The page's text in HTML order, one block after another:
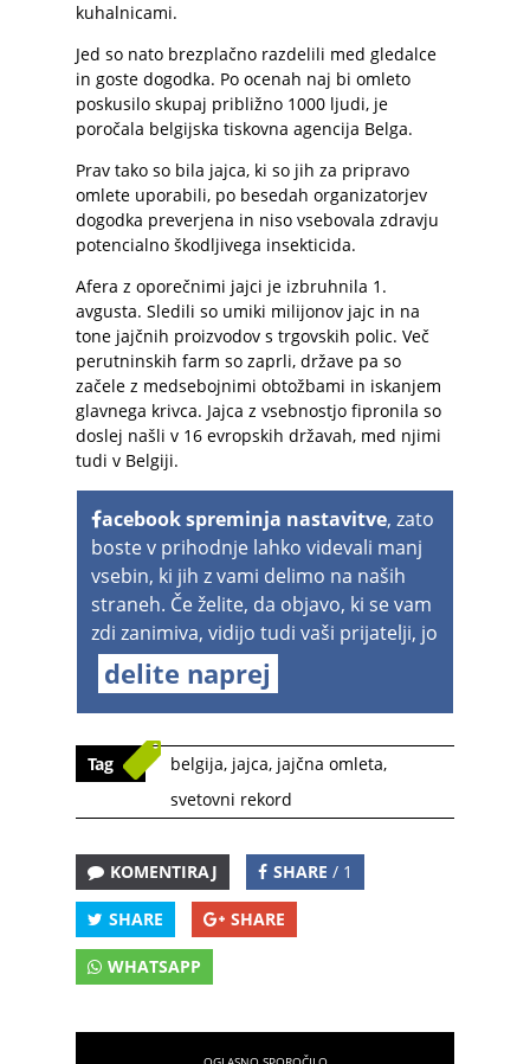
kuhalnicami.
Jed so nato brezplačno razdelili med gledalce
in goste dogodka. Po ocenah naj bi omleto
poskusilo skupaj približno 1000 ljudi, je
poročala belgijska tiskovna agencija Belga.
Prav tako so bila jajca, ki so jih za pripravo
omlete uporabili, po besedah organizatorjev
dogodka preverjena in niso vsebovala zdravju
potencialno škodljivega insekticida.
Afera z oporečnimi jajci je izbruhnila 1.
avgusta. Sledili so umiki milijonov jajc in na
tone jajčnih proizvodov s trgovskih polic. Več
perutninskih farm so zaprli, države pa so
začele z medsebojnimi obtožbami in iskanjem
glavnega krivca. Jajca z vsebnostjo fipronila so
doslej našli v 16 evropskih državah, med njimi
tudi v Belgiji.
acebook spreminja nastavitve, zato
boste v prihodnje lahko videvali manj
vsebin, ki jih z vami delimo na naših
straneh. Če želite, da objavo, ki se vam
zdi zanimiva, vidijo tudi vaši prijatelji, jo
delite naprej
Tag belgija, jajca, jajčna omleta,
svetovni rekord
KOMENTIRAJ SHARE / 1
SHARE SHARE
WHATSAPP